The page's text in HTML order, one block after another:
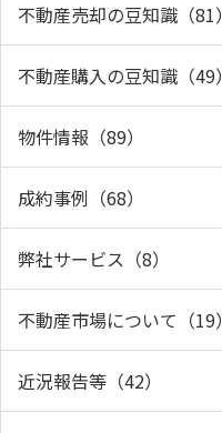
不動産売却の豆知識（81）
不動産購入の豆知識（49）
物件情報（89）
成約事例（68）
弊社サービス（8）
不動産市場について（19）
近況報告等（42）